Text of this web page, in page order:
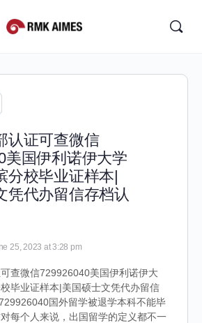
认证可查微信
美国伊利诺伊大学
分校毕业证样本|
凭代办留信存档认
25, 2023 at 3:28 pm
查微信729926040美国伊利诺伊大
毕业证样本|美国硕士文凭代办留信
国外留学被退学本科不能毕
每个人来说，出国留学的定义都不一